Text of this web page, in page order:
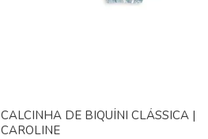
CALCINHA DE BIQUÍNI CLÁSSICA |
CAROLINE